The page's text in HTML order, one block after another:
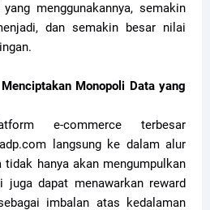
menggunakannya, semakin
dan semakin besar nilai
Monopoli Data yang
e-commerce terbesar
langsung ke dalam alur
tidak hanya akan mengumpulkan
juga dapat menawarkan reward
imbalan atas kedalaman